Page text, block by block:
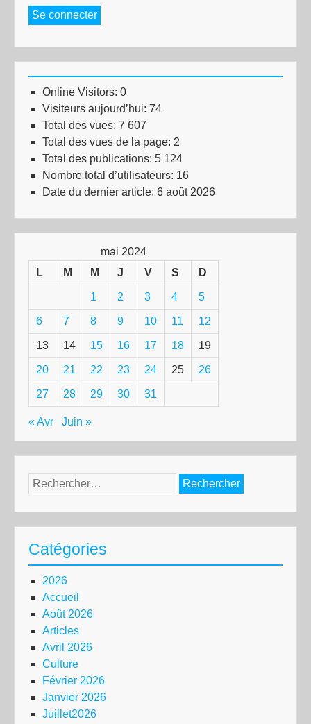
Se connecter
Online Visitors: 0
Visiteurs aujourd’hui: 74
Total des vues: 7 607
Total des vues de la page: 2
Total des publications: 5 124
Nombre total d’utilisateurs: 16
Date du dernier article: 6 août 2026
mai 2024
L
M M J V S D
1 2 3 4 5
6 7 8 9 10 11 12
13 14 15 16 17 18 19
20 21 22 23 24 25 26
27 28 29 30 31
« Avr Juin »
Rechercher :
Catégories
2026
Accueil
Août 2026
Articles
Avril 2026
Culture
Février 2026
Janvier 2026
Juillet2026